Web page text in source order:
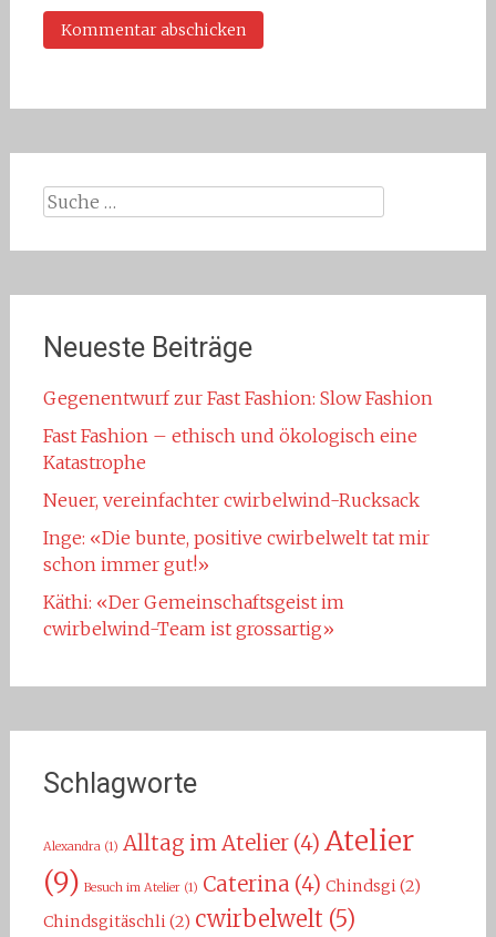
Suche
nach:
Neueste Beiträge
Gegenentwurf zur Fast Fashion: Slow Fashion
Fast Fashion – ethisch und ökologisch eine
Katastrophe
Neuer, vereinfachter cwirbelwind-Rucksack
Inge: «Die bunte, positive cwirbelwelt tat mir
schon immer gut!»
Käthi: «Der Gemeinschaftsgeist im
cwirbelwind-Team ist grossartig»
Schlagworte
Alexandra(1) Alltag im Atelier(4) Atelier
(9) Besuch im Atelier(1) Caterina(4) Chindsgi(2)
Chindsgitäschli(2) cwirbelwelt(5)